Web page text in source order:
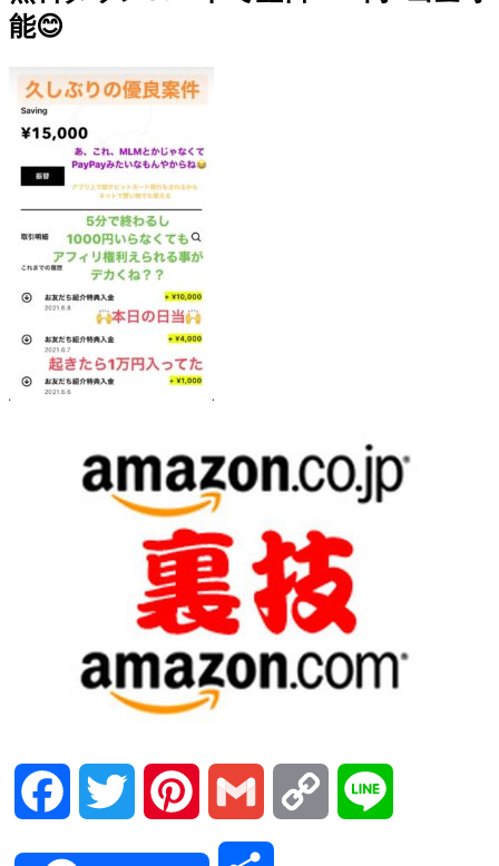
能😊
Facebook Twitter Pinterest Gmail Copy